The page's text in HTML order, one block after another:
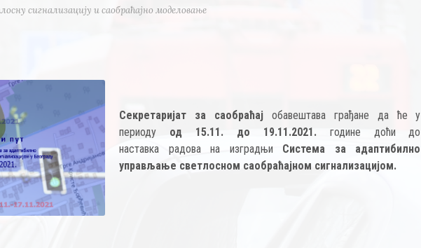
сигнализацију и саобраћајно моделовање
Секретаријат за саобраћај обавештава грађане да ће у
периоду од 15.11. до 19.11.2021. године доћи до
наставка радова на изградњи Система за адаптибилно
управљање светлосном саобраћајном сигнализацијом.